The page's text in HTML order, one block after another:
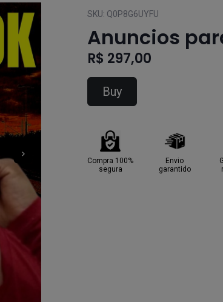
SKU: Q0P8G6UYFU
Anuncios
R$ 297,00
Buy
Compra 100%
segura
Envio
garantido